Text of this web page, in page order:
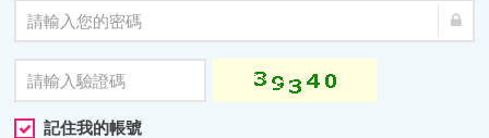
記住我的帳號